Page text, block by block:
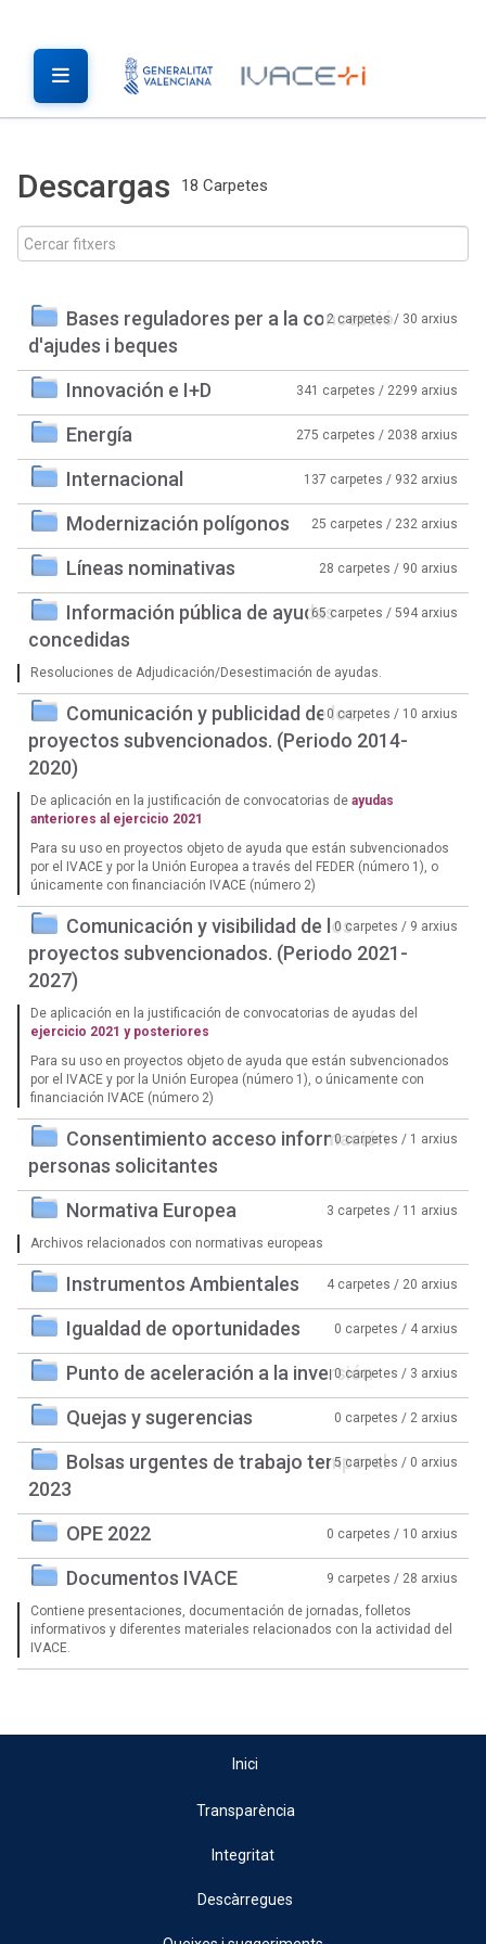
Descargas 18 Carpetes
Bases reguladores per a la concessió
d'ajudes i beques
2 carpetes / 30 arxius
Innovación e I+D 341 carpetes / 2299 arxius
Energía 275 carpetes / 2038 arxius
Internacional 137 carpetes / 932 arxius
Modernización polígonos 25 carpetes / 232 arxius
Líneas nominativas 28 carpetes / 90 arxius
Información pública de ayudas
concedidas
65 carpetes / 594 arxius
Resoluciones de Adjudicación/Desestimación de ayudas.
Comunicación y publicidad de los
proyectos subvencionados. (Periodo 2014-
2020)
0 carpetes / 10 arxius
De aplicación en la justificación de convocatorias de ayudas
anteriores al ejercicio 2021
Para su uso en proyectos objeto de ayuda que están subvencionados
por el IVACE y por la Unión Europea a través del FEDER (número 1), o
únicamente con financiación IVACE (número 2)
Comunicación y visibilidad de los
proyectos subvencionados. (Periodo 2021-
2027)
0 carpetes / 9 arxius
De aplicación en la justificación de convocatorias de ayudas del
ejercicio 2021 y posteriores
Para su uso en proyectos objeto de ayuda que están subvencionados
por el IVACE y por la Unión Europea (número 1), o únicamente con
financiación IVACE (número 2)
Consentimiento acceso información
personas solicitantes
0 carpetes / 1 arxius
Normativa Europea 3 carpetes / 11 arxius
Archivos relacionados con normativas europeas
Instrumentos Ambientales 4 carpetes / 20 arxius
Igualdad de oportunidades 0 carpetes / 4 arxius
Punto de aceleración a la inversión0 carpetes / 3 arxius
Quejas y sugerencias 0 carpetes / 2 arxius
Bolsas urgentes de trabajo temporal
2023
5 carpetes / 0 arxius
OPE 2022 0 carpetes / 10 arxius
Documentos IVACE 9 carpetes / 28 arxius
Contiene presentaciones, documentación de jornadas, folletos
informativos y diferentes materiales relacionados con la actividad del
IVACE.
Inici
Transparència
Integritat
Descàrregues